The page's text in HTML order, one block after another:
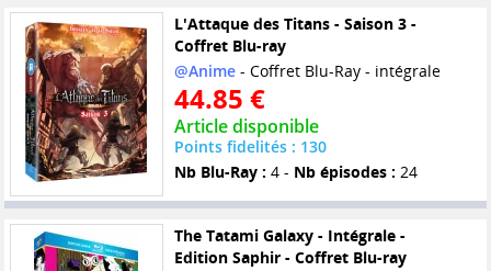
L'Attaque des Titans - Saison 3 -
Coffret Blu-ray
@Anime- Coffret Blu-Ray - intégrale
44.85 €
Article disponible
Points fidelités : 130
Nb Blu-Ray : 4 - Nb épisodes : 24
The Tatami Galaxy - Intégrale -
Edition Saphir - Coffret Blu-ray